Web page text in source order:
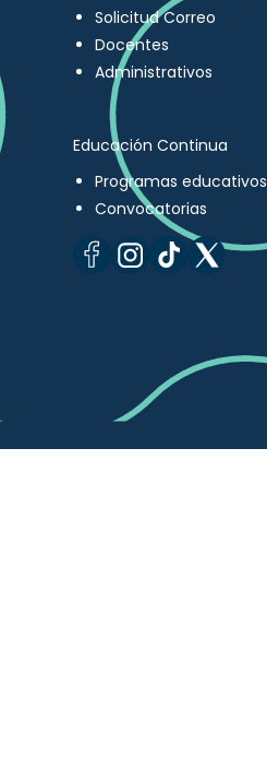
Solicitud Correo
Docentes
Administrativos
Educación Continua
Programas educativos
Convocatorias